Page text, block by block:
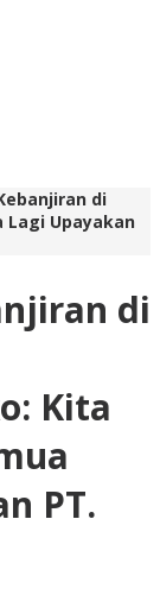
di
Lagi Upayakan
di
Kita
PT.